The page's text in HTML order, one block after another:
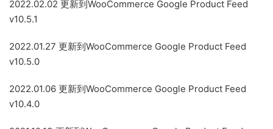
2022.02.02 更新到WooCommerce Google Product Feed
v10.5.1
2022.01.27 更新到WooCommerce Google Product Feed
v10.5.0
2022.01.06 更新到WooCommerce Google Product Feed
v10.4.0